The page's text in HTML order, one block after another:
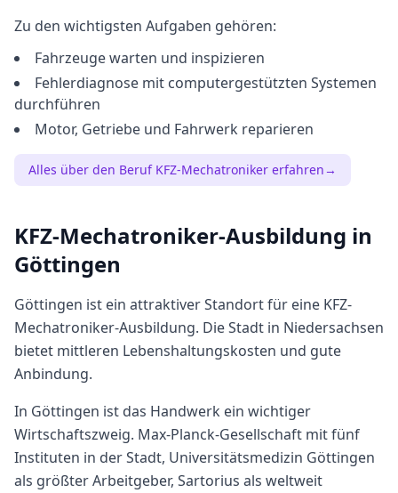
Zu den wichtigsten Aufgaben gehören:
Fahrzeuge warten und inspizieren
Fehlerdiagnose mit computergestützten Systemen
durchführen
Motor, Getriebe und Fahrwerk reparieren
Alles über den Beruf KFZ-Mechatroniker erfahren→
KFZ-Mechatroniker-Ausbildung in
Göttingen
Göttingen ist ein attraktiver Standort für eine KFZ-
Mechatroniker-Ausbildung. Die Stadt in Niedersachsen
bietet mittleren Lebenshaltungskosten und gute
Anbindung.
In Göttingen ist das Handwerk ein wichtiger
Wirtschaftszweig. Max-Planck-Gesellschaft mit fünf
Instituten in der Stadt, Universitätsmedizin Göttingen
als größter Arbeitgeber, Sartorius als weltweit